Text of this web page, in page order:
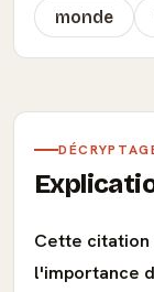
monde
Cette citation
l'importance